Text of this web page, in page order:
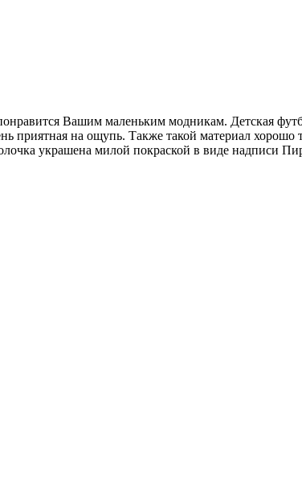
Вашим маленьким модникам. Детская
приятная на ощупь. Также такой материал
украшена милой покраской в виде надписи